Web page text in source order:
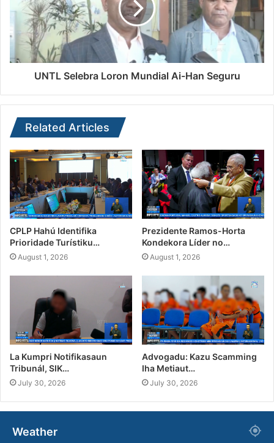
UNTL Selebra Loron Mundial Ai-Han Seguru
Related Articles
CPLP Hahú Identifika
Prioridade Turístiku…
August 1, 2026
Prezidente Ramos-Horta
Kondekora Líder no…
August 1, 2026
La Kumpri Notifikasaun
Tribunál, SIK…
July 30, 2026
Advogadu: Kazu Scamming
Iha Metiaut…
July 30, 2026
Weather